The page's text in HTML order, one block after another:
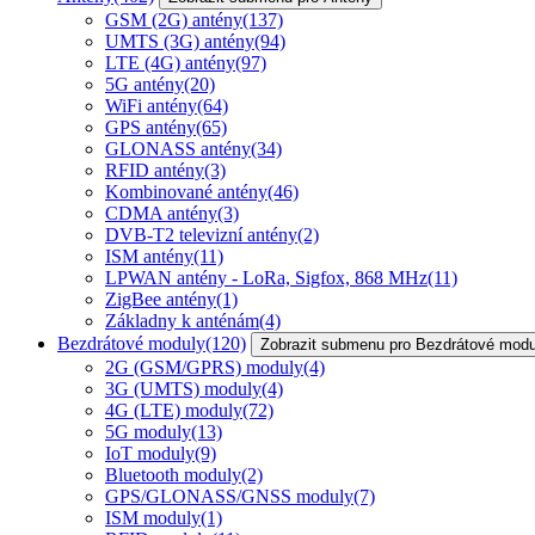
GSM (2G) antény(137)
UMTS (3G) antény(94)
LTE (4G) antény(97)
5G antény(20)
WiFi antény(64)
GPS antény(65)
GLONASS antény(34)
RFID antény(3)
Kombinované antény(46)
CDMA antény(3)
DVB-T2 televizní antény(2)
ISM antény(11)
LPWAN antény - LoRa, Sigfox, 868 MHz(11)
ZigBee antény(1)
Základny k anténám(4)
Bezdrátové moduly(120) Zobrazit submenu pro Bezdrátové
2G (GSM/GPRS) moduly(4)
3G (UMTS) moduly(4)
4G (LTE) moduly(72)
5G moduly(13)
IoT moduly(9)
Bluetooth moduly(2)
GPS/GLONASS/GNSS moduly(7)
ISM moduly(1)